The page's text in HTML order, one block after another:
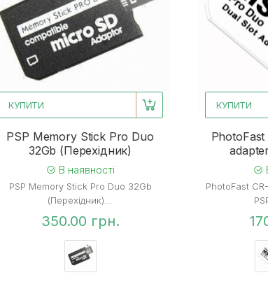
КУПИТИ
PSP Memory Stick Pro Duo
32Gb (Перехідник)
В наявності
PSP Memory Stick Pro Duo 32Gb
(Перехідник)...
350.00 грн.
КУПИТИ
PhotoFast